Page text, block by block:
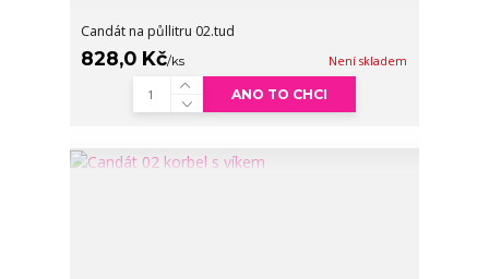
Candát na půllitru 02.tud
828,0 Kč/ks Není skladem
ANO TO CHCI